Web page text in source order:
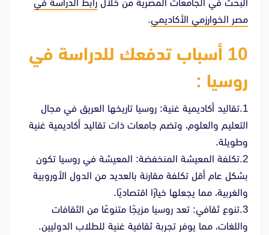
البحث في الجامعات المصرية من خلال رابط الدراسة في
مصر الخوارزمي الأكاديمي.
10 أسباب تدفعك للدراسة في
روسيا :
1.تقاليد أكاديمية غنية: روسيا تاريخها العريق في مجال
التعليم والعلوم، وتضم جامعات ذات تقاليد أكاديمية غنية
وطويلة.
2.تكلفة المعيشة المنخفضة: المعيشة في روسيا تكون
بشكل عام أقل تكلفة مقارنة بالعديد من الدول الأوروبية
والغربية، مما يجعلها خيارًا اقتصاديًا.
3.تنوع ثقافي: تعد روسيا مزيجًا متنوعًا من الثقافات
واللغات، مما يوفر تجربة ثقافية غنية للطلاب الدوليين.